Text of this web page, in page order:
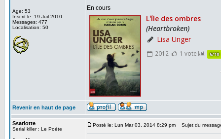
Age: 53
Inscrit le: 19 Juil 2010
Messages: 477
Localisation: 50
En cours
Revenir en haut de page
Ssarlotte
Serial killer : Le Poète
Posté le: Lun Mar 03, 2014 8:29 pm Sujet du